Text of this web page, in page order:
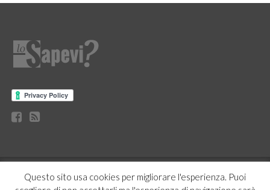
NEWS
CASA E CUCINA
Questo sito usa cookies per migliorare l'esperienza. Puoi